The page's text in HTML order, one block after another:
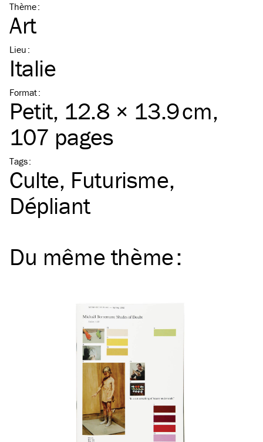
Thème:
Art
Lieu :
Italie
Format:
Petit, 12.8 × 13.9 cm,
107 pages
Tags:
Culte Futurisme
Dépliant
Du même thème: